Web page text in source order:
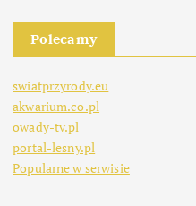
Polecamy
swiatprzyrody.eu
akwarium.co.pl
owady-tv.pl
portal-lesny.pl
Popularne w serwisie